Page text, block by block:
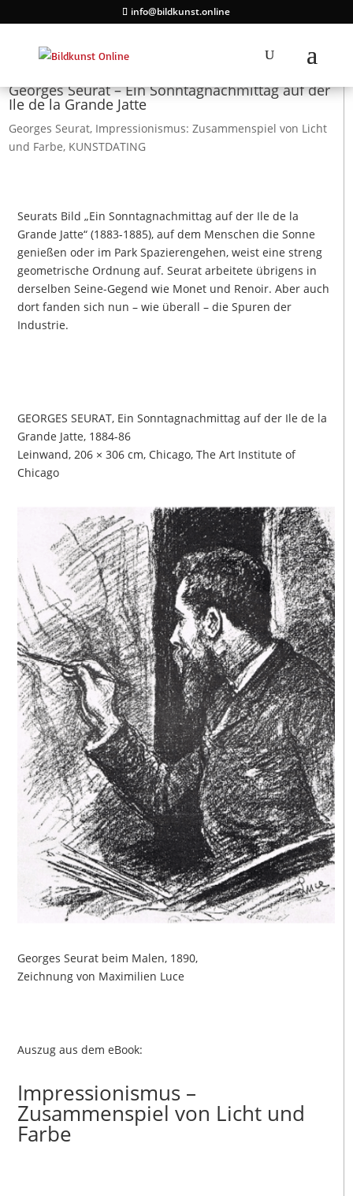
info@bildkunst.online
Georges Seurat – Ein Sonntagnachmittag auf der
Ile de la Grande Jatte
Georges Seurat, Impressionismus: Zusammenspiel von Licht
und Farbe, KUNSTDATING
Seurats Bild „Ein Sonntagnachmittag auf der Ile de la
Grande Jatte“ (1883-1885), auf dem Menschen die Sonne
genießen oder im Park Spazierengehen, weist eine streng
geometrische Ordnung auf. Seurat arbeitete übrigens in
derselben Seine-Gegend wie Monet und Renoir. Aber auch
dort fanden sich nun – wie überall – die Spuren der
Industrie.
GEORGES SEURAT, Ein Sonntagnachmittag auf der Ile de la
Grande Jatte, 1884-86
Leinwand, 206 × 306 cm, Chicago, The Art Institute of
Chicago
Georges Seurat beim Malen, 1890,
Zeichnung von Maximilien Luce
Auszug aus dem eBook:
Impressionismus –
Zusammenspiel von Licht und
Farbe